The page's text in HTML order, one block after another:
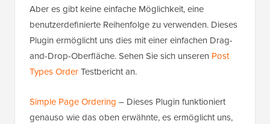
Aber es gibt keine einfache Möglichkeit, eine
benutzerdefinierte Reihenfolge zu verwenden. Dieses
Plugin ermöglicht uns dies mit einer einfachen Drag-
and-Drop-Oberfläche. Sehen Sie sich unseren Post
Types OrderTestbericht an.
Simple Page Ordering – Dieses Plugin funktioniert
genauso wie das oben erwähnte, es ermöglicht uns,